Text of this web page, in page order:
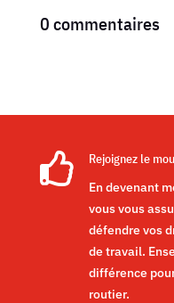
0 commentaires

Rejoignez le
En devenant
vous vous
défendre vos
de travail.
différence
routier.